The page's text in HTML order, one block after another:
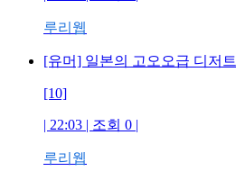
루리웹
[유머] 일본의 고오오급 디저트
[10]
| 22:03 | 조회 0 |
루리웹